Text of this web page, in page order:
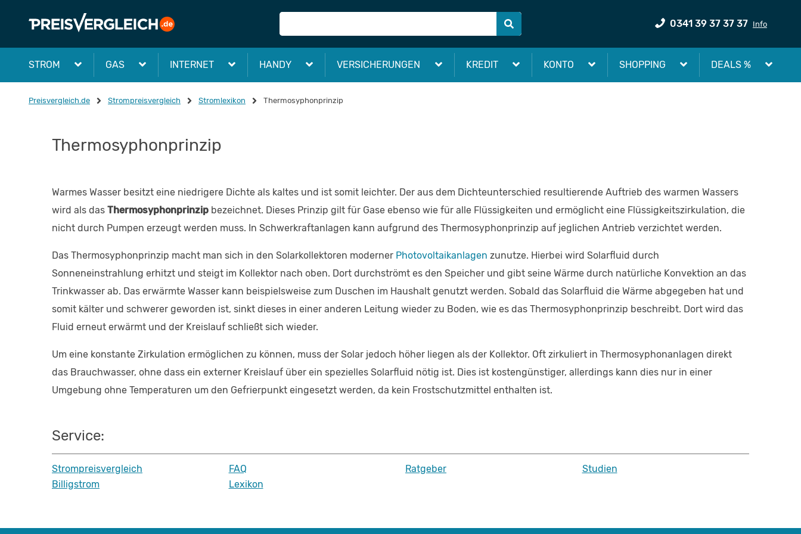
0341 39 37 37 37 Info
STROM GAS INTERNET HANDY VERSICHERUNGEN KREDIT KONTO SHOPPING DEALS %
Preisvergleich.de Strompreisvergleich Stromlexikon Thermosyphonprinzip
Thermosyphonprinzip
Warmes Wasser besitzt eine niedrigere Dichte als kaltes und ist somit leichter. Der aus dem Dichteunterschied resultierende Auftrieb des warmen Wassers
wird als das Thermosyphonprinzip bezeichnet. Dieses Prinzip gilt für Gase ebenso wie für alle Flüssigkeiten und ermöglicht eine Flüssigkeitszirkulation, die
nicht durch Pumpen erzeugt werden muss. In Schwerkraftanlagen kann aufgrund des Thermosyphonprinzip auf jeglichen Antrieb verzichtet werden.
Das Thermosyphonprinzip macht man sich in den Solarkollektoren moderner Photovoltaikanlagen zunutze. Hierbei wird Solarfluid durch
Sonneneinstrahlung erhitzt und steigt im Kollektor nach oben. Dort durchströmt es den Speicher und gibt seine Wärme durch natürliche Konvektion an das
Trinkwasser ab. Das erwärmte Wasser kann beispielsweise zum Duschen im Haushalt genutzt werden. Sobald das Solarfluid die Wärme abgegeben hat und
somit kälter und schwerer geworden ist, sinkt dieses in einer anderen Leitung wieder zu Boden, wie es das Thermosyphonprinzip beschreibt. Dort wird das
Fluid erneut erwärmt und der Kreislauf schließt sich wieder.
Um eine konstante Zirkulation ermöglichen zu können, muss der Solar jedoch höher liegen als der Kollektor. Oft zirkuliert in Thermosyphonanlagen direkt
das Brauchwasser, ohne dass ein externer Kreislauf über ein spezielles Solarfluid nötig ist. Dies ist kostengünstiger, allerdings kann dies nur in einer
Umgebung ohne Temperaturen um den Gefrierpunkt eingesetzt werden, da kein Frostschutzmittel enthalten ist.
Service:
Strompreisvergleich
Billigstrom
FAQ
Lexikon
Ratgeber Studien